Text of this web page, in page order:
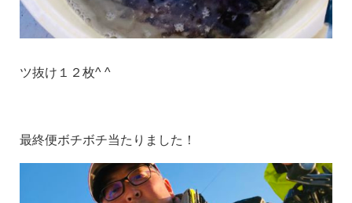
ツ抜け１２枚^ ^
最終便ボチボチ当たりました！